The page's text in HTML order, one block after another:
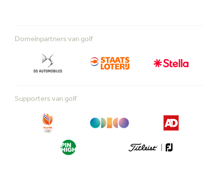
Domeinpartners van golf
Supporters van golf